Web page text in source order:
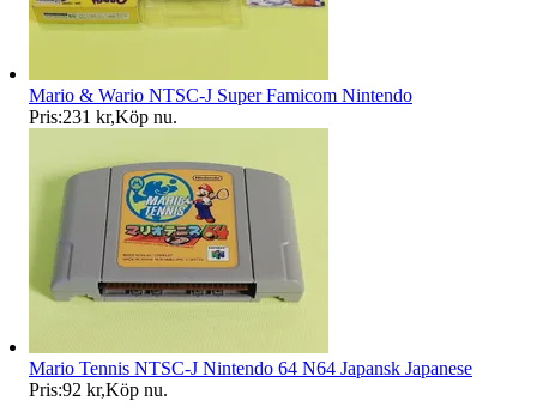
Mario & Wario NTSC-J Super Famicom Nintendo
Pris:231 kr,Köp nu.
Mario Tennis NTSC-J Nintendo 64 N64 Japansk Japanese
Pris:92 kr,Köp nu.